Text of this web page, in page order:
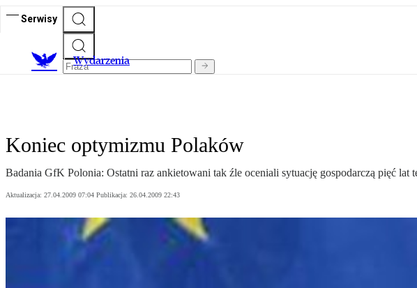
Serwisy
Wydarzenia
Koniec optymizmu Polaków
Badania GfK Polonia: Ostatni raz ankietowani tak źle oceniali sytuację gospodarczą pięć lat
Aktualizacja: 27.04.2009 07:04 Publikacja: 26.04.2009 22:43